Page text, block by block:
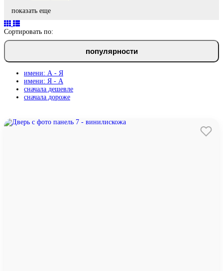
показать еще
Сортировать по:
популярности
имени: А - Я
имени: Я - А
сначала дешевле
сначала дороже